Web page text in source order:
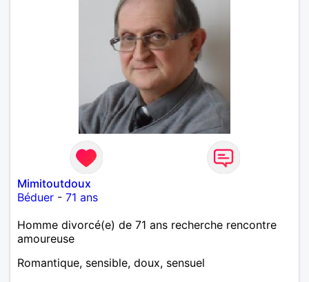
Mimitoutdoux
Béduer - 71 ans
Homme divorcé(e) de 71 ans recherche rencontre
amoureuse
Romantique, sensible, doux, sensuel